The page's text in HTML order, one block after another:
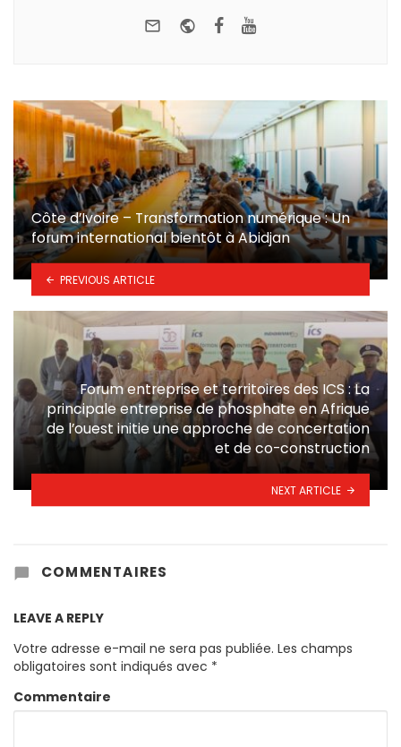
e-mailWebsiteFacebook
Côte d’Ivoire – Transformation numérique : Un
forum international bientôt à Abidjan
PREVIOUS ARTICLE
Forum entreprise et territoires des ICS : La
principale entreprise de phosphate en Afrique
de l’ouest initie une approche de concertation
et de co-construction
NEXT ARTICLE
COMMENTAIRES
LEAVE A REPLY
Votre adresse e-mail ne sera pas publiée. Les champs
obligatoires sont indiqués avec *
Commentaire